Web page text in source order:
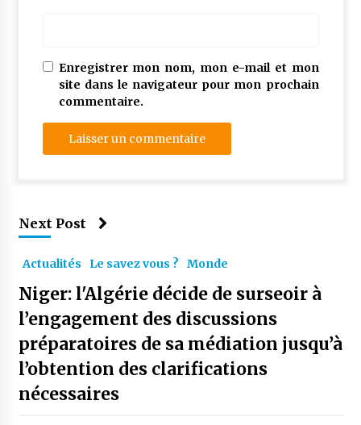
Enregistrer mon nom, mon e-mail et mon
site dans le navigateur pour mon prochain
commentaire.
Next Post
Actualités Le savez vous ? Monde
Niger: l'Algérie décide de surseoir à
l’engagement des discussions
préparatoires de sa médiation jusqu’à
l’obtention des clarifications
nécessaires